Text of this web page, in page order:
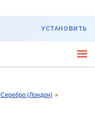
УСТАНОВИТЬ
Серебро (Лондон) »